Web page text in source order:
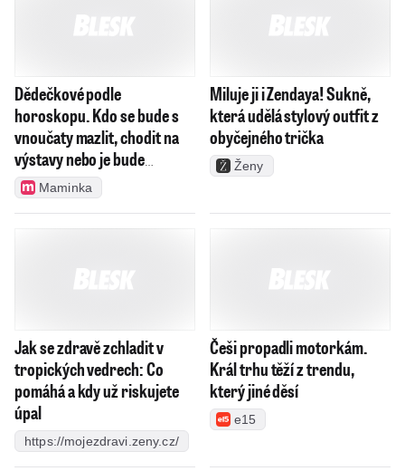
Dědečkové podle
horoskopu. Kdo se bude s
vnoučaty mazlit, chodit na
výstavy nebo je bude
doučovat matematiku?
Maminka
Miluje ji i Zendaya! Sukně,
která udělá stylový outfit z
obyčejného trička
Ženy
Jak se zdravě zchladit v
tropických vedrech: Co
pomáhá a kdy už riskujete
úpal
https://mojezdravi.zeny.cz/
Češi propadli motorkám.
Král trhu těží z trendu,
který jiné děsí
e15